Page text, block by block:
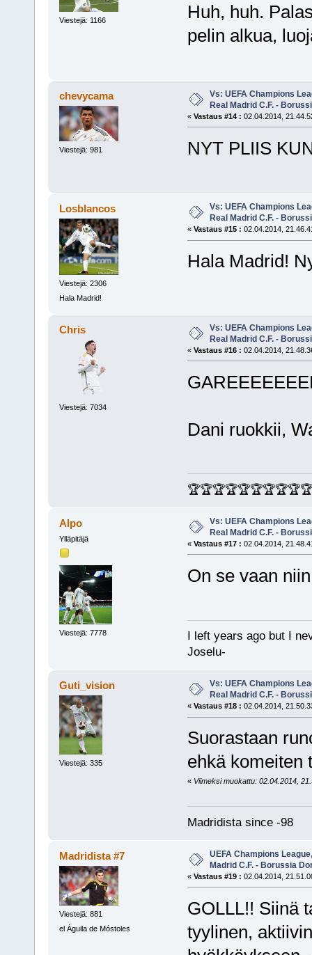
Viestejä: 1166
Huh, huh.
pelin alkua,
chevycama
Viestejä: 981
Vs: UEFA Champions
Real Madrid C.F. -
« Vastaus #14 : 02.04.2014,
NYT PLIIS
Losblancos
Viestejä: 2306
Hala Madrid!
Vs: UEFA Champions
Real Madrid C.F. -
« Vastaus #15 : 02.04.2014,
Hala Madrid!
Chris
Viestejä: 7034
Vs: UEFA Champions
Real Madrid C.F. -
« Vastaus #16 : 02.04.2014,
Dani ruokkii,
Alpo
Ylläpitäjä
Viestejä: 7778
Vs: UEFA Champions
Real Madrid C.F. -
« Vastaus #17 : 02.04.2014,
On se vaan
I left years ago but I
Joselu-
Guti_vision
Viestejä: 335
Vs: UEFA Champions
Real Madrid C.F. -
« Vastaus #18 : 02.04.2014,
Suorastaan
ehkä
« Viimeksi muokattu: 02.04.2014,
Madridista since -98
Madridista #7
Viestejä: 881
el Águila de Móstoles
UEFA Champions
Madrid C.F. - Borussia
« Vastaus #19 : 02.04.2014,
GOLLL!! Siinä
tyylinen,